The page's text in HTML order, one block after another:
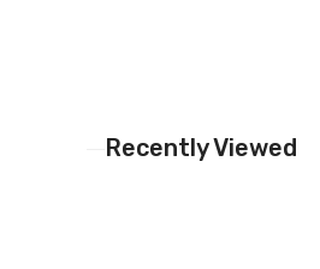
Recently Viewed